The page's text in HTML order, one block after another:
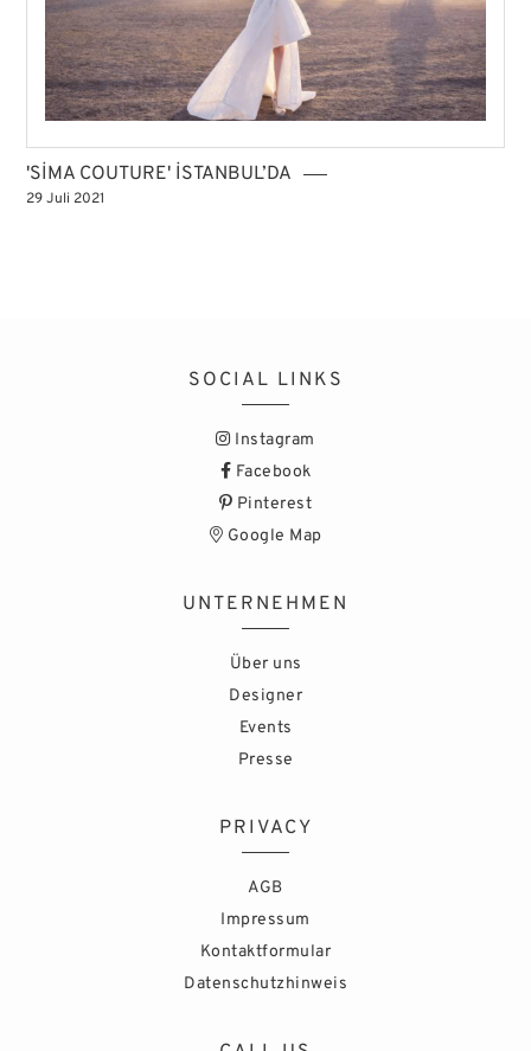
'SİMA COUTURE' İSTANBUL’DA
29 Juli 2021
SOCIAL LINKS
Instagram
Facebook
Pinterest
Google Map
UNTERNEHMEN
Über uns
Designer
Events
Presse
PRIVACY
AGB
Impressum
Kontaktformular
Datenschutzhinweis